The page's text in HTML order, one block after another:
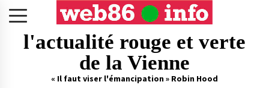
l'actualité rouge et verte
de la Vienne
« Il faut viser l'émancipation » Robin Hood